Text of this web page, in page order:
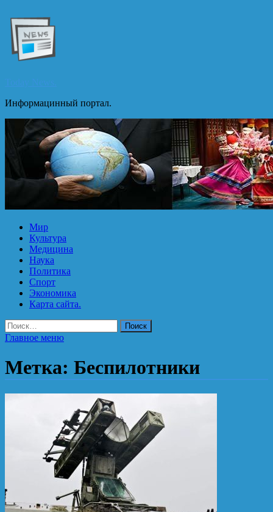
содержимому
Информацинный портал.
Мир
Культура
Медицина
Наука
Политика
Спорт
Экономика
Карта сайта.
Найти:
Главное меню
Метка: Беспилотники